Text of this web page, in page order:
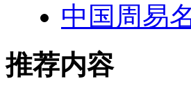
中国周易
推荐内容